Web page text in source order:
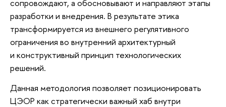
сопровождают, а обосновывают и направляют этапы
разработки и внедрения. В результате этика
трансформируется из внешнего регулятивного
ограничения во внутренний архитектурный
и конструктивный принцип технологических
решений.
Данная методология позволяет позиционировать
ЦЭОР как стратегически важный хаб внутри